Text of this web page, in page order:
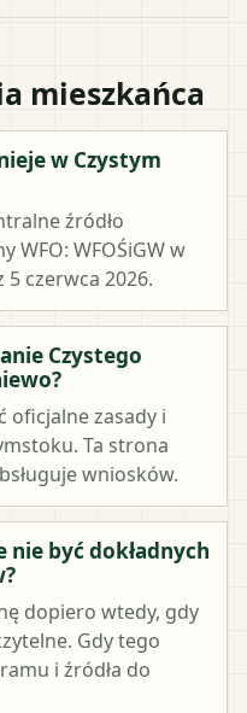
mieszkańca
w Czystym
źródło
WFO: WFOŚiGW w
5 czerwca 2026.
Czystego
oficjalne zasady i
Ta strona
wniosków.
nie być dokładnych
dopiero wtedy, gdy
Gdy tego
i źródła do